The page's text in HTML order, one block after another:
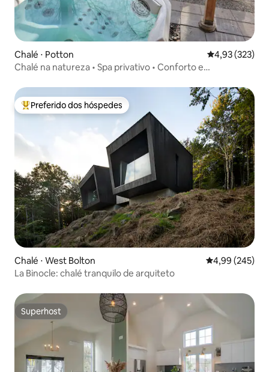
Chalé ⋅ Potton 4,93 de uma
4,93 (323)
Chalé na natureza • Spa privativo • Conforto e
Entre os melhores preferidos dos hóspedes
Preferido dos hóspedes
Chalé ⋅ West Bolton 4,99 de uma
4,99 (245)
La Binocle: chalé tranquilo de arquiteto
Superhost
Superhost